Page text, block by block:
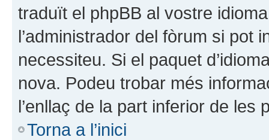
traduït el phpBB al vostre
l’administrador del fòrum si pot
necessiteu. Si el paquet
nova. Podeu trobar més
l’enllaç de la part inferior de les
Torna a l’inici